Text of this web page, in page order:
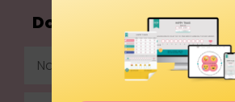
Download onze